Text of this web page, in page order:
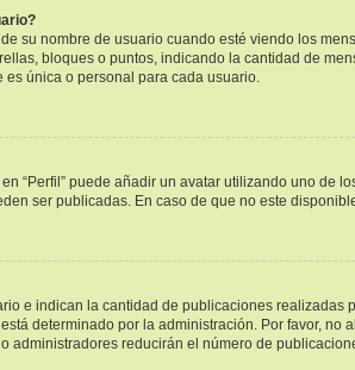
su nombre de usuario cuando esté viendo los
bloques o puntos, indicando la cantidad de
única o personal para cada usuario.
“Perfil” puede añadir un avatar utilizando uno
ser publicadas. En caso de que no este
e indican la cantidad de publicaciones
determinado por la administración. Por favor,
administradores reducirán el número de